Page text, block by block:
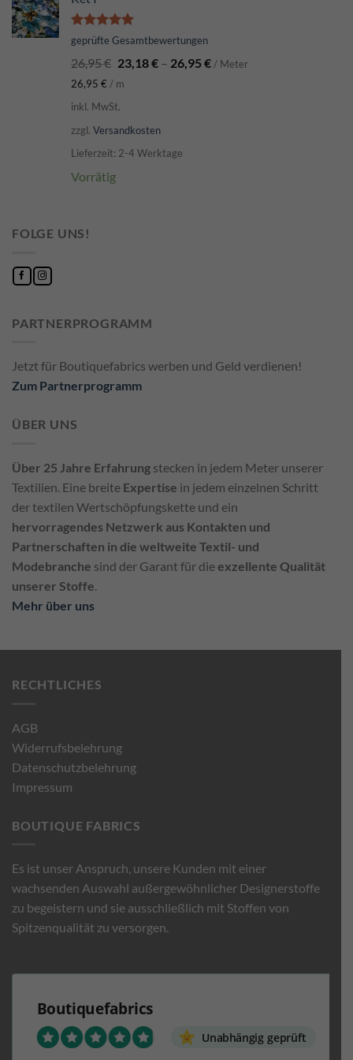
Bewertet
von 5
geprüfte Gesamtbewertungen
26,95€ 23,18€– 26,95€ / Meter
26,95 € / m
inkl. MwSt.
zzgl. Versandkosten
Lieferzeit: 2-4 Werktage
Vorrätig
FOLGE UNS!
PARTNERPROGRAMM
Jetzt für Boutiquefabrics werben und Geld verdienen!
Zum Partnerprogramm
ÜBER UNS
Über 25 Jahre Erfahrung stecken in jedem Meter unserer
Textilien. Eine breite Expertise in jedem einzelnen Schritt
der textilen Wertschöpfungskette und ein
hervorragendes Netzwerk aus Kontakten und
Partnerschaften in die weltweite Textil- und
Modebranche sind der Garant für dieexzellente Qualität
unserer Stoffe
Mehr über uns
RECHTLICHES
AGB
Widerrufsbelehrung
Datenschutzbelehrung
Impressum
BOUTIQUE FABRICS
Es ist unser Anspruch, unsere Kunden mit einer
wachsenden Auswahl außergewöhnlicher Designerstoffe
zu begeistern und sie ausschließlich mit Stoffen von
Spitzenqualität zu versorgen.
Boutiquefabrics
Unabhängig geprüft